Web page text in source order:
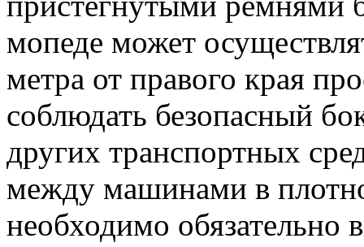
мопеде может
метра от правого края
соблюдать безопасный
других транспортных
между машинами в
необходимо обязательно